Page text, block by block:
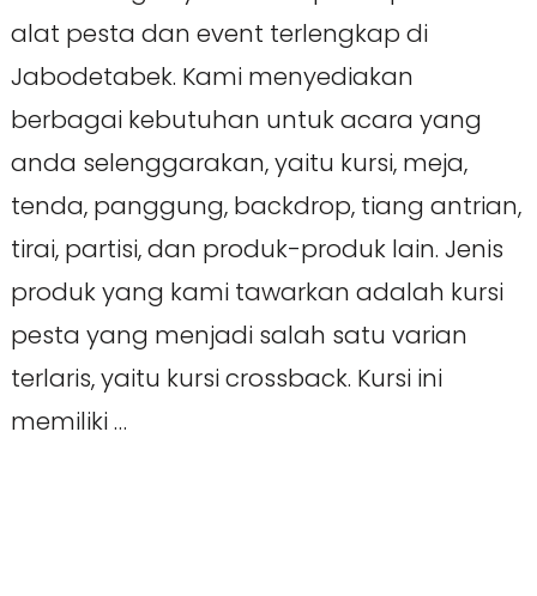
alat pesta dan event terlengkap di
Jabodetabek. Kami menyediakan
berbagai kebutuhan untuk acara yang
anda selenggarakan, yaitu kursi, meja,
tenda, panggung, backdrop, tiang antrian,
tirai, partisi, dan produk-produk lain. Jenis
produk yang kami tawarkan adalah kursi
pesta yang menjadi salah satu varian
terlaris, yaitu kursi crossback. Kursi ini
memiliki …